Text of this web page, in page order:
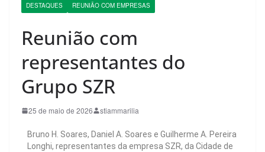
DESTAQUES REUNIÃO COM EMPRESAS
Reunião com
representantes do
Grupo SZR
25 de maio de 2026 stiammarilia
Bruno H. Soares, Daniel A. Soares e Guilherme A. Pereira
Longhi, representantes da empresa SZR, da Cidade de